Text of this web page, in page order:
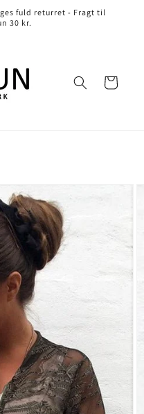
fuld returret - Fragt til
30 kr.
Indkøbskurv